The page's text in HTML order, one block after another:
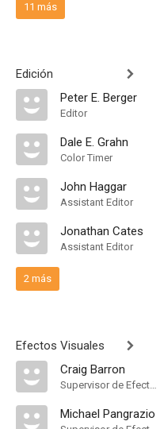
11 más
Edición
Peter E. Berger
Editor
Dale E. Grahn
Color Timer
John Haggar
Assistant Editor
Jonathan Cates
Assistant Editor
2 más
Efectos Visuales
Craig Barron
Supervisor de Efectos Visuales
Michael Pangrazio